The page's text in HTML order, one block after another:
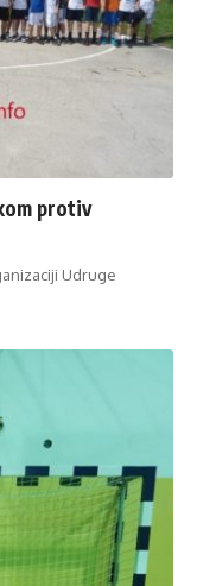
protiv
Udruge